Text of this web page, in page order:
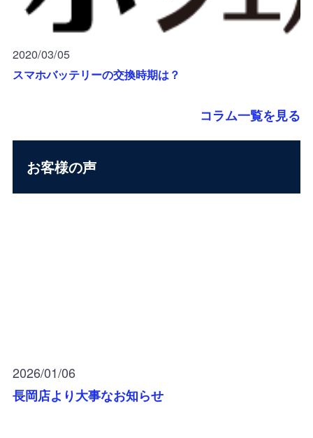
2020/03/05
スマホバッテリーの交換時期は？
コラム一覧を見る
お客様の声
2026/01/06
長岡店より大事なお知らせ